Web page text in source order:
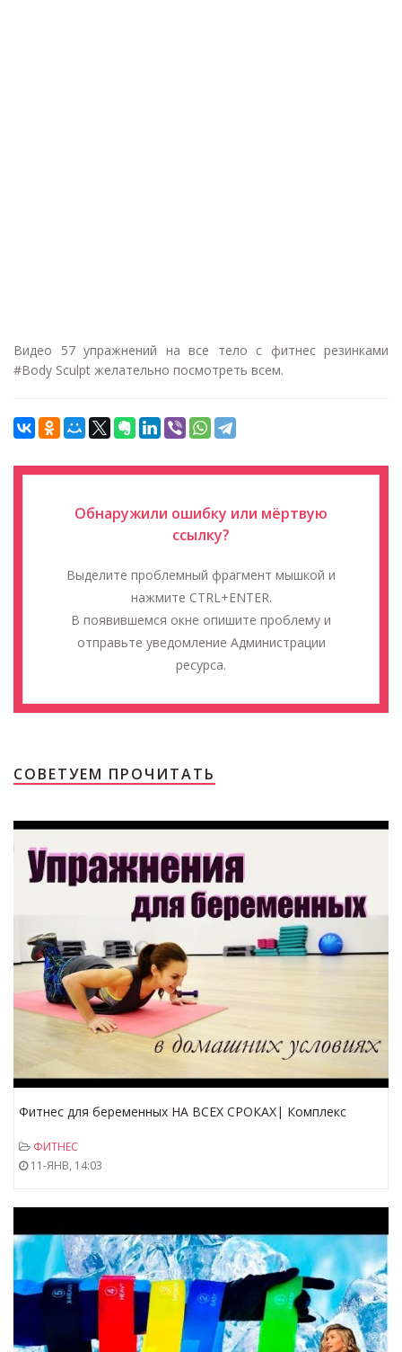
Видео 57 упражнений на все тело с фитнес резинками
#Body Sculpt желательно посмотреть всем.
Обнаружили ошибку или мёртвую
ссылку?
Выделите проблемный фрагмент мышкой и
нажмите CTRL+ENTER.
В появившемся окне опишите проблему и
отправьте уведомление Администрации
ресурса.
СОВЕТУЕМ ПРОЧИТАТЬ
Фитнес для беременных НА ВСЕХ СРОКАХ| Комплекс
ФИТНЕС
11-ЯНВ, 14:03